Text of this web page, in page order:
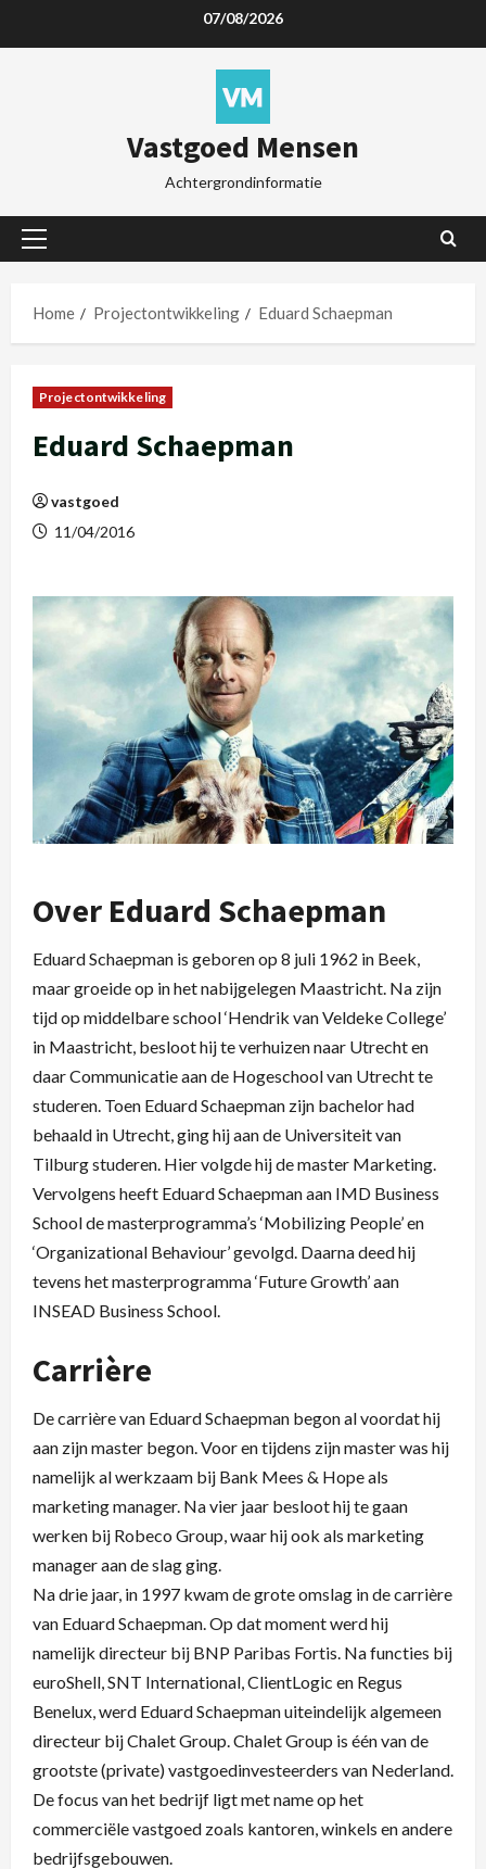
07/08/2026
Vastgoed Mensen
Achtergrondinformatie
Home Projectontwikkeling Eduard Schaepman
Projectontwikkeling
Eduard Schaepman
vastgoed
11/04/2016
Over Eduard Schaepman
Eduard Schaepman is geboren op 8 juli 1962 in Beek,
maar groeide op in het nabijgelegen Maastricht. Na zijn
tijd op middelbare school ‘Hendrik van Veldeke College’
in Maastricht, besloot hij te verhuizen naar Utrecht en
daar Communicatie aan de Hogeschool van Utrecht te
studeren. Toen Eduard Schaepman zijn bachelor had
behaald in Utrecht, ging hij aan de Universiteit van
Tilburg studeren. Hier volgde hij de master Marketing.
Vervolgens heeft Eduard Schaepman aan IMD Business
School de masterprogramma’s ‘Mobilizing People’ en
‘Organizational Behaviour’ gevolgd. Daarna deed hij
tevens het masterprogramma ‘Future Growth’ aan
INSEAD Business School.
Carrière
De carrière van Eduard Schaepman begon al voordat hij
aan zijn master begon. Voor en tijdens zijn master was hij
namelijk al werkzaam bij Bank Mees & Hope als
marketing manager. Na vier jaar besloot hij te gaan
werken bij Robeco Group, waar hij ook als marketing
manager aan de slag ging.
Na drie jaar, in 1997 kwam de grote omslag in de carrière
van Eduard Schaepman. Op dat moment werd hij
namelijk directeur bij BNP Paribas Fortis. Na functies bij
euroShell, SNT International, ClientLogic en Regus
Benelux, werd Eduard Schaepman uiteindelijk algemeen
directeur bij Chalet Group. Chalet Group is één van de
grootste (private) vastgoedinvesteerders van Nederland.
De focus van het bedrijf ligt met name op het
commerciële vastgoed zoals kantoren, winkels en andere
bedrijfsgebouwen.